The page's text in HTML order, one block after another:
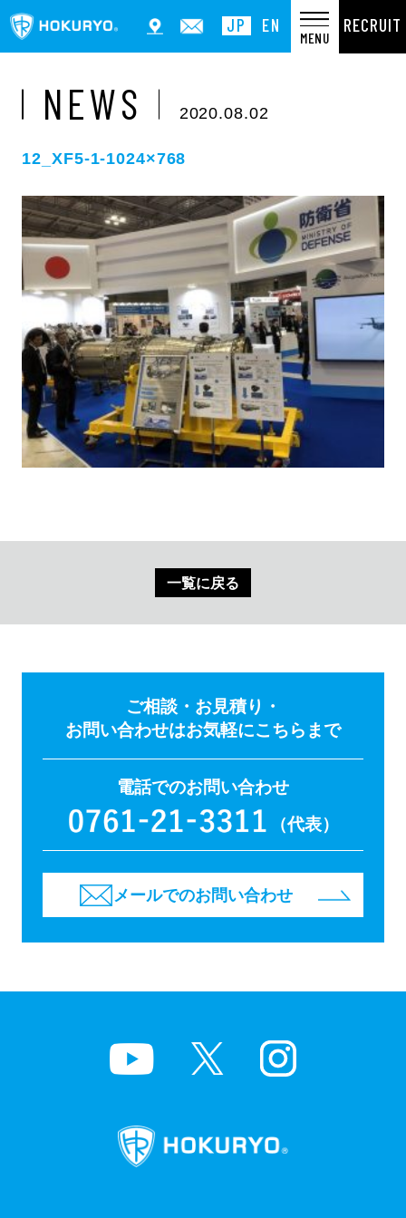
JP EN
MENU
RECRUIT
NEWS 2020.08.02
12_XF5-1-1024×768
一覧に戻る
ご相談・お見積り・
お問い合わせはお気軽にこちらまで
電話でのお問い合わせ
（代表）
メールでのお問い合わせ